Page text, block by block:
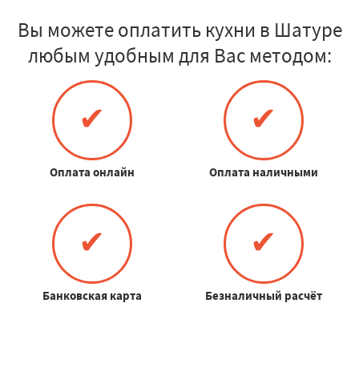
Вы можете оплатить кухни в Шатуре
любым удобным для Вас методом:
✔
Оплата онлайн
✔
Оплата наличными
✔
Банковская карта
✔
Безналичный расчёт